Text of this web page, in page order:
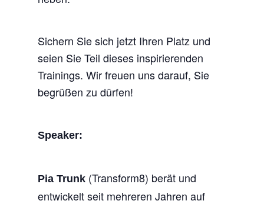
Sichern Sie sich jetzt Ihren Platz und
seien Sie Teil dieses inspirierenden
Trainings. Wir freuen uns darauf, Sie
begrüßen zu dürfen!
Speaker:
Pia Trunk (Transform8) berät und
entwickelt seit mehreren Jahren auf